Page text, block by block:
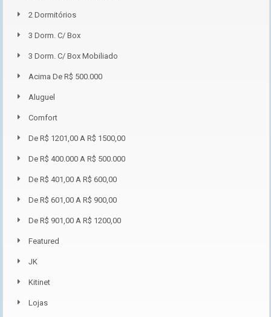
2 Dormitórios
3 Dorm. C/ Box
3 Dorm. C/ Box Mobiliado
Acima De R$ 500.000
Aluguel
Comfort
De R$ 1201,00 A R$ 1500,00
De R$ 400.000 A R$ 500.000
De R$ 401,00 A R$ 600,00
De R$ 601,00 A R$ 900,00
De R$ 901,00 A R$ 1200,00
Featured
JK
Kitinet
Lojas